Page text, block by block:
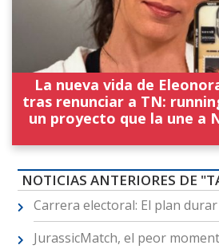
La nueva vida de
tras renunciar a TN:
un proyecto que la une a
NOTICIAS ANTERIORES DE
Carrera electoral: El plan durar
JurassicMatch, el peor